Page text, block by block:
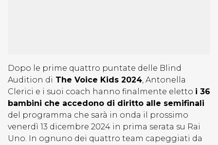
Dopo le prime quattro puntate delle Blind
Audition di The Voice Kids 2024, Antonella
Clerici e i suoi coach hanno finalmente eletto i 36
bambini che accedono di diritto alle semifinali
del programma che sarà in onda il prossimo
venerdì 13 dicembre 2024 in prima serata su Rai
Uno. In ognuno dei quattro team capeggiati da